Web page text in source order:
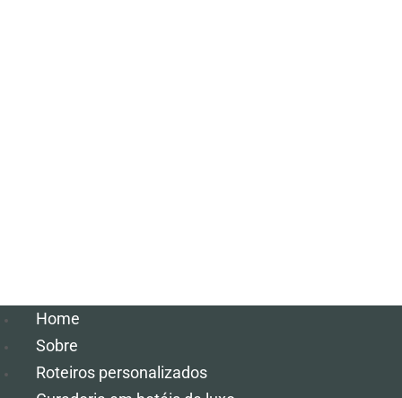
Home
Sobre
Roteiros personalizados